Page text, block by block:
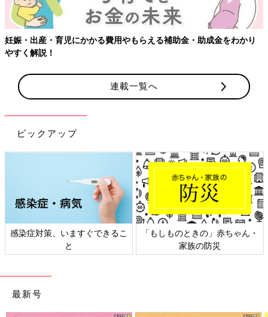
金をわかり
連載一覧へ
ピックアップ
「もしものときの」赤ちゃん・
家族の防災
日本外来小児科学会リーフレッ
ト検討会
最新号